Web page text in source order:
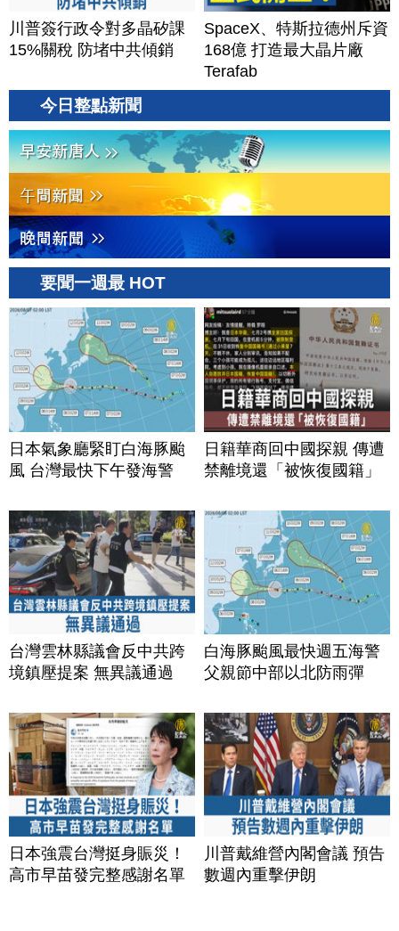
川普簽行政令對多晶矽課
15%關稅 防堵中共傾銷
SpaceX、特斯拉德州斥資
168億 打造最大晶片廠
Terafab
今日整點新聞
要聞一週最 HOT
日本氣象廳緊盯白海豚颱
風 台灣最快下午發海警
日籍華商回中國探親 傳遭
禁離境還「被恢復國籍」
台灣雲林縣議會反中共跨
境鎮壓提案 無異議通過
白海豚颱風最快週五海警
父親節中部以北防雨彈
日本強震台灣挺身賑災！
高市早苗發完整感謝名單
川普戴維營內閣會議 預告
數週內重擊伊朗